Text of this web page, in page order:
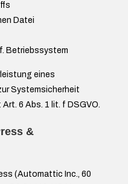
Datei
Betriebssystem
eines
Systemsicherheit
6 Abs. 1 lit. f DSGVO.
&
(Automattic Inc., 60